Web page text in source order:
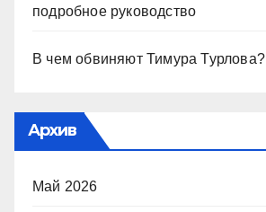
подробное руководство
В чем обвиняют Тимура Турлова?
Архив
Май 2026